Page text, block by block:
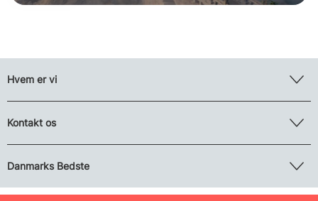
Hvem er vi
Kontakt os
Danmarks Bedste